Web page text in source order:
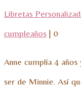
Libretas
cumpleaños | 0
Anne cumplía 4
ser de Minnie. Así